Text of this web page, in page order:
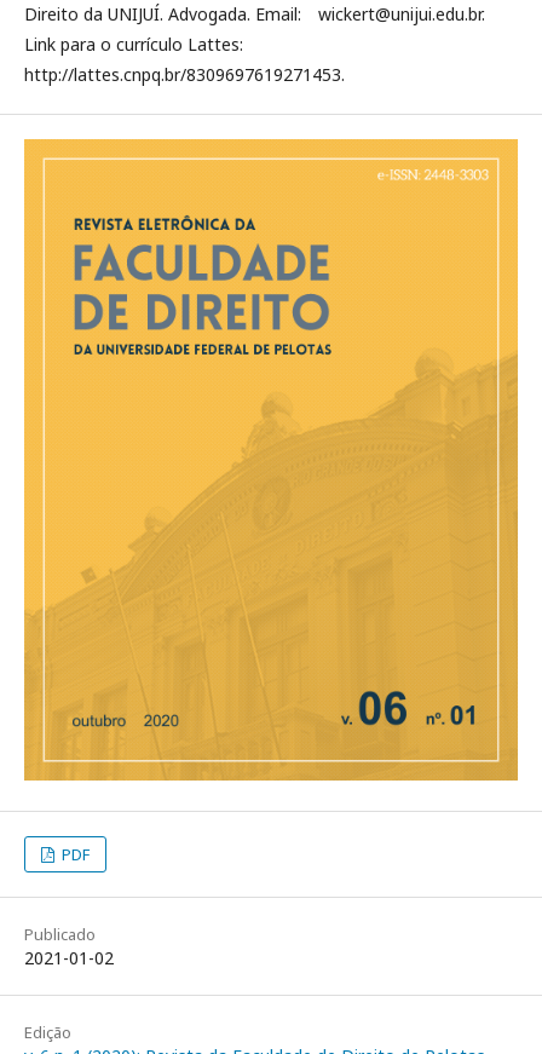
Direito da UNIJUÍ. Advogada. Email: wickert@unijui.edu.br.
Link para o currículo Lattes:
http://lattes.cnpq.br/8309697619271453.
PDF
Publicado
2021-01-02
Edição